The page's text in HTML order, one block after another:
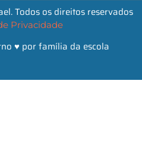
Todos os direitos reservados
Privacidade
♥ por família da escola